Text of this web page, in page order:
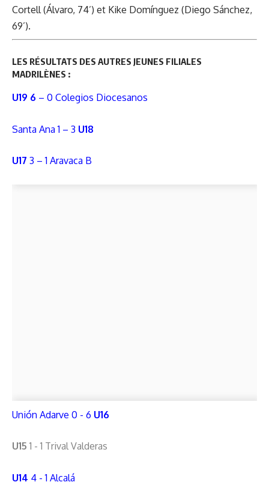
Cortell (Álvaro, 74’) et Kike Domínguez (Diego Sánchez,
69’).
LES RÉSULTATS DES AUTRES JEUNES FILIALES
MADRILÈNES :
U19 6 – 0 Colegios Diocesanos
Santa Ana 1 – 3 U18
U17 3 – 1 Aravaca B
Unión Adarve 0 - 6 U16
U15 1 - 1 Trival Valderas
U14 4 - 1 Alcalá